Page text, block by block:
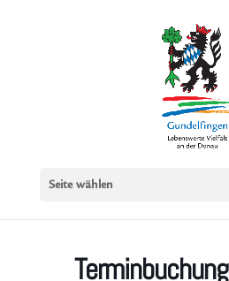
Seite wählen
Terminbuchung